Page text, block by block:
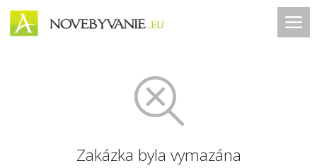
Zakázka byla vymazána